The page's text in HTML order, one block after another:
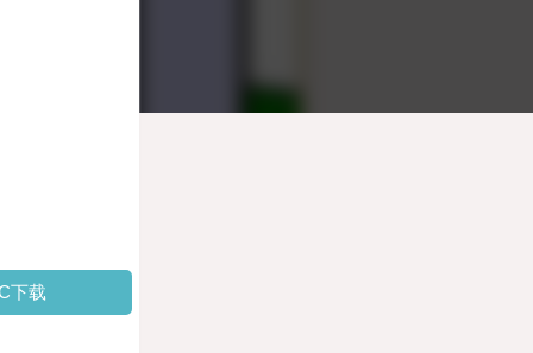
下载